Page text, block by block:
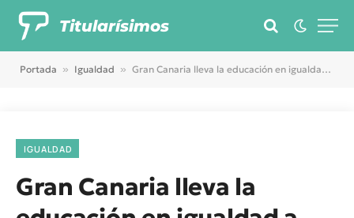
Titularísimos
Portada » Igualdad » Gran Canaria lleva la educación en igualdad a 1.250 niños y niñas a través de la obra ‘La princesa que vestía de rosa’
IGUALDAD
Gran Canaria lleva la